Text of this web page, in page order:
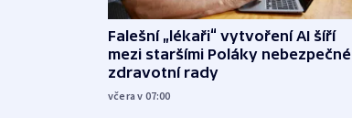
Falešní „lékaři“ vytvoření AI šíří
mezi staršími Poláky nebezpečné
zdravotní rady
včera v 07:00